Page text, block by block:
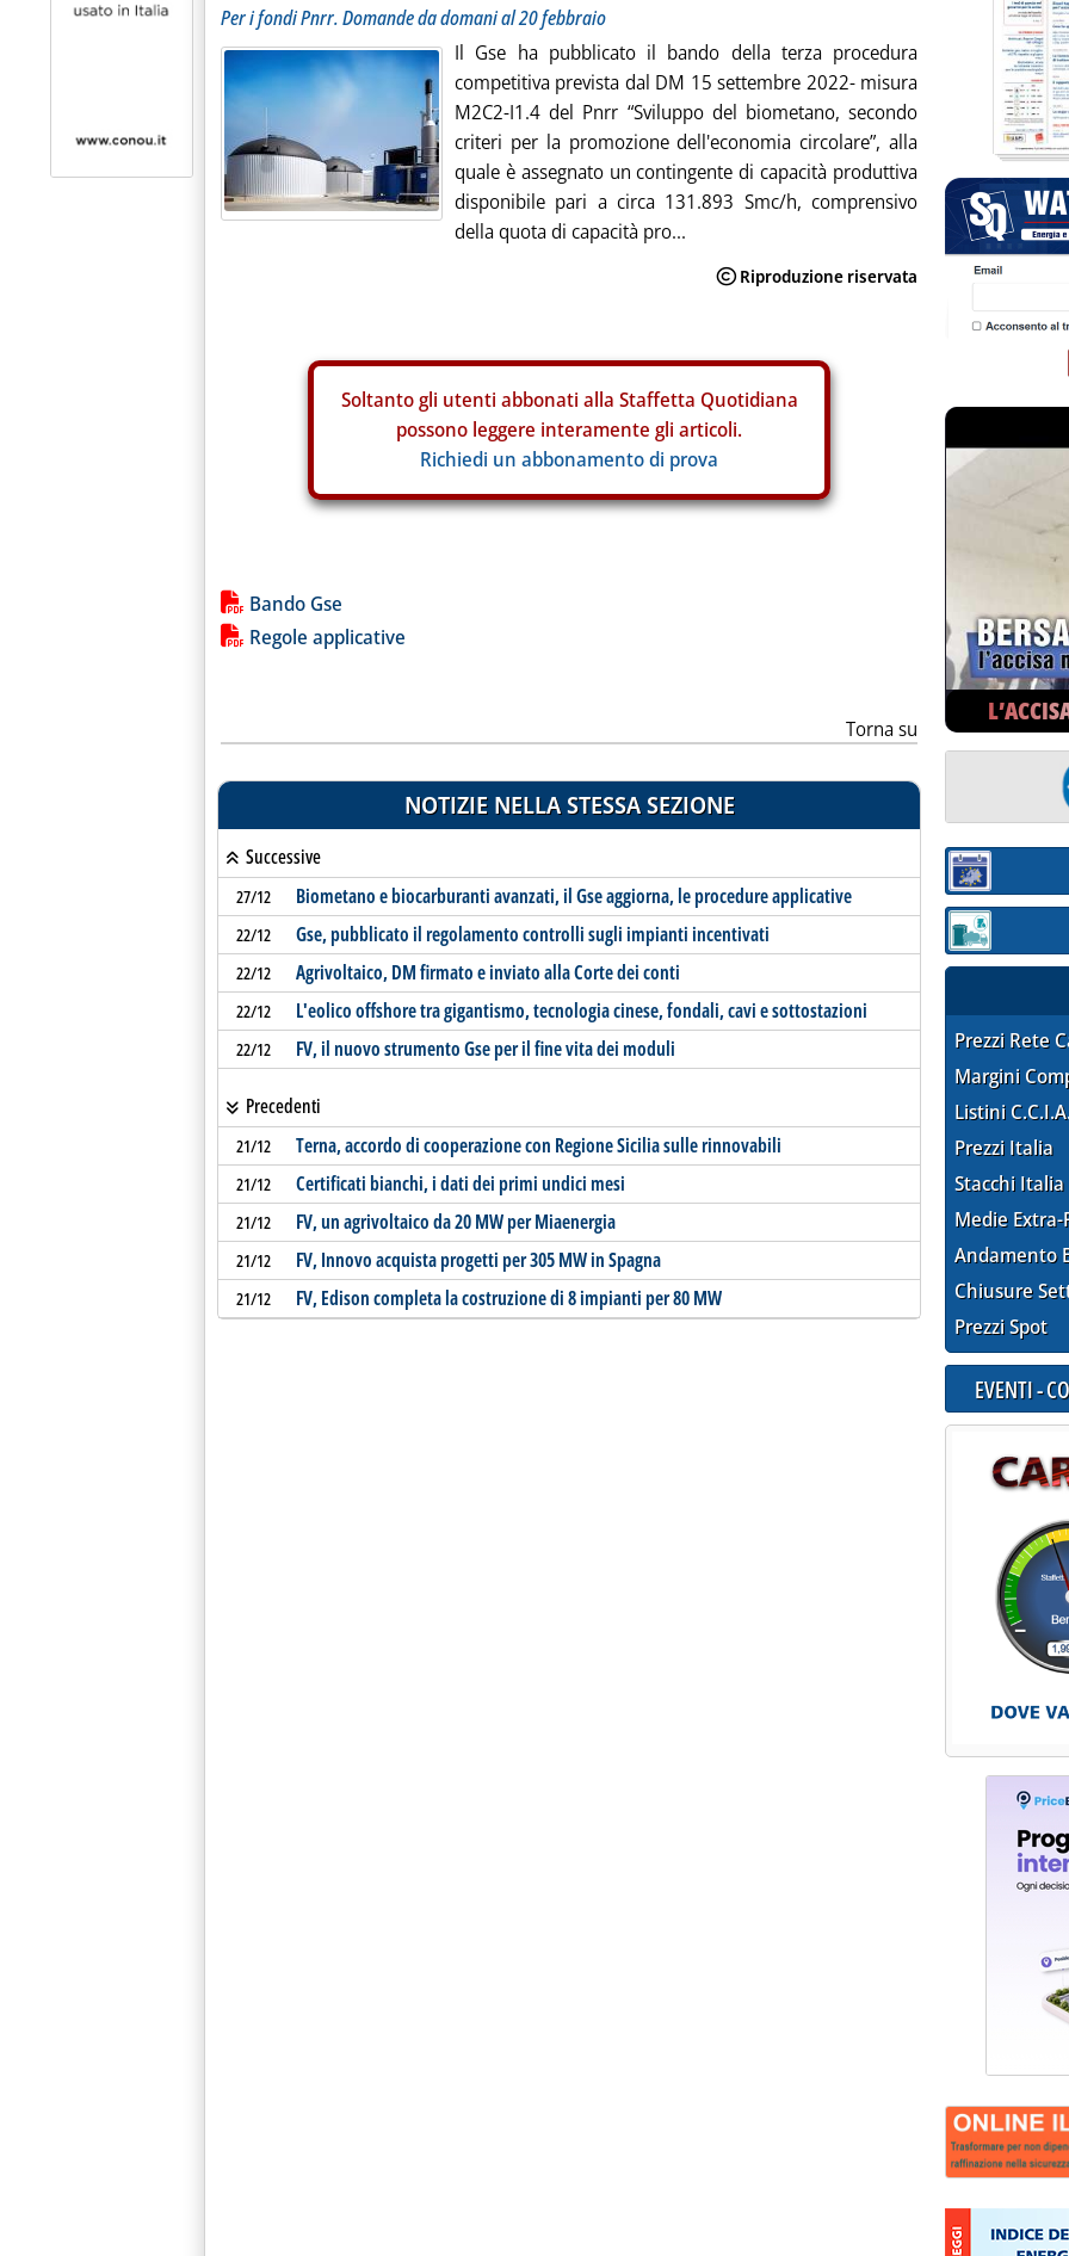
Per i fondi Pnrr. Domande da domani al 20 febbraio
Il Gse ha pubblicato il bando della terza procedura
competitiva prevista dal DM 15 settembre 2022- misura
M2C2-I1.4 del Pnrr “Sviluppo del biometano, secondo
criteri per la promozione dell'economia circolare”, alla
quale è assegnato un contingente di capacità produttiva
disponibile pari a circa 131.893 Smc/h, comprensivo
della quota di capacità pro...
Soltanto gli utenti abbonati alla Staffetta Quotidiana
possono leggere interamente gli articoli.
Richiedi un abbonamento di prova
Lista allegati PDF alla notizia
Bando Gse
Regole applicative
Torna su
NOTIZIE NELLA STESSA SEZIONE
Successive
27/12 Biometano e biocarburanti avanzati, il Gse aggiorna, le procedure applicative
22/12 Gse, pubblicato il regolamento controlli sugli impianti incentivati
22/12 Agrivoltaico, DM firmato e inviato alla Corte dei conti
22/12 L'eolico offshore tra gigantismo, tecnologia cinese, fondali, cavi e sottostazioni
22/12 FV, il nuovo strumento Gse per il fine vita dei moduli
Precedenti
21/12 Terna, accordo di cooperazione con Regione Sicilia sulle rinnovabili
21/12 Certificati bianchi, i dati dei primi undici mesi
21/12 FV, un agrivoltaico da 20 MW per Miaenergia
21/12 FV, Innovo acquista progetti per 305 MW in Spagna
21/12 FV, Edison completa la costruzione di 8 impianti per 80 MW
Sezione:
Sezione:
Prezzi Rete
Margini
Listini
Prezzi Italia
Stacchi Italia
Medie Extra-
Andamento
Chiusure
Prezzi Spot
EVENTI -